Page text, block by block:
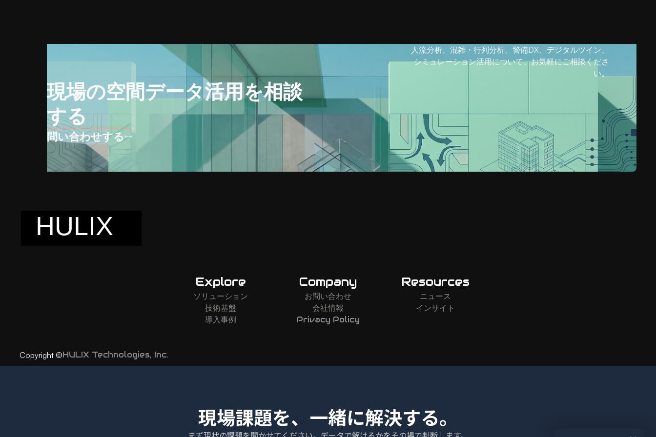
人流分析、混雑・行列分析、警備DX、デジタルツイン、
シミュレーション活用について、お気軽にご相談くださ
い。
現場の空間データ活用を相談
する
問い合わせする
Explore
ソリューション
技術基盤
導入事例
Company
お問い合わせ
会社情報
Privacy Policy
Resources
ニュース
インサイト
Copyright ©HULIX Technologies, Inc.
現場課題を、一緒に解決する。